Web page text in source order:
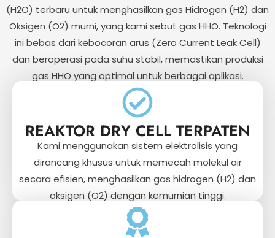
(H2O) terbaru untuk menghasilkan gas Hidrogen (H2) dan
Oksigen (O2) murni, yang kami sebut gas HHO. Teknologi
ini bebas dari kebocoran arus (Zero Current Leak Cell)
dan beroperasi pada suhu stabil, memastikan produksi
gas HHO yang optimal untuk berbagai aplikasi.
REAKTOR DRY CELL TERPATEN
Kami menggunakan sistem elektrolisis yang
dirancang khusus untuk memecah molekul air
secara efisien, menghasilkan gas hidrogen (H2) dan
oksigen (O2) dengan kemurnian tinggi.